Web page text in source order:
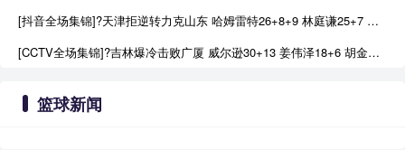
[抖音全场集锦]?天津拒逆转力克山东 哈姆雷特26+8+9 林庭谦25+7 鲍威尔22分
[CCTV全场集锦]?吉林爆冷击败广厦 威尔逊30+13 姜伟泽18+6 胡金秋18分
篮球新闻